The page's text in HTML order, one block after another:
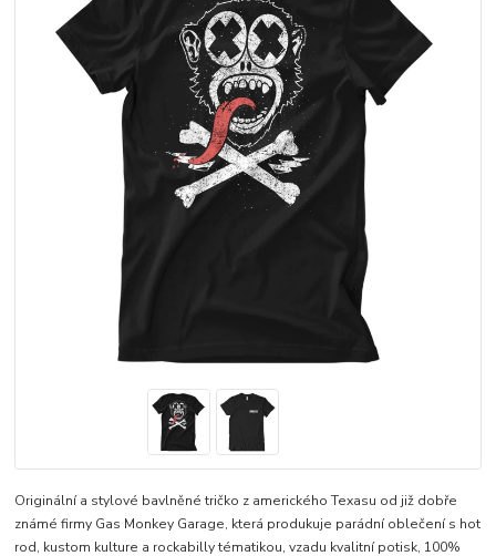
Originální a stylové bavlněné tričko z amerického Texasu od již dobře
známé firmy Gas Monkey Garage, která produkuje parádní oblečení s hot
rod, kustom kulture a rockabilly tématikou, vzadu kvalitní potisk, 100%